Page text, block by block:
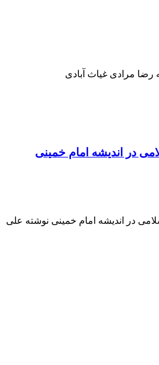
مرادی غیاث آبادی
در اندیشه امام خمینی
در اندیشه امام خمینی نوشته علی